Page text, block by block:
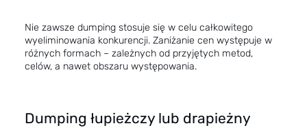
Nie zawsze dumping stosuje się w celu całkowitego
wyeliminowania konkurencji. Zaniżanie cen występuje w
różnych formach – zależnych od przyjętych metod,
celów, a nawet obszaru występowania.
Dumping łupieżczy lub drapieżny